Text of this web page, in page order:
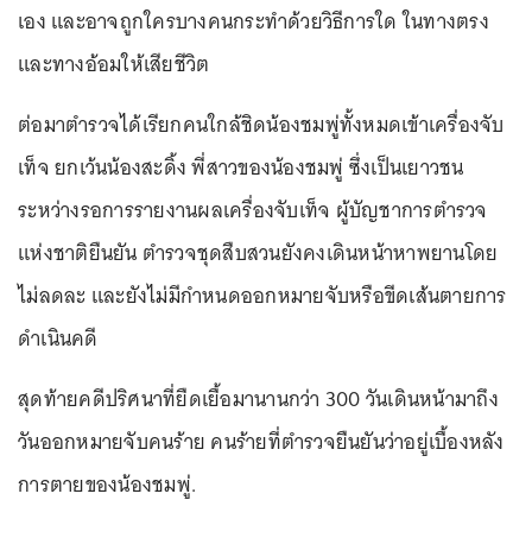
เอง และอาจถูกใครบางคนกระทำด้วยวิธีการใด ในทางตรง
และทางอ้อมให้เสียชีวิต
ต่อมาตำรวจได้เรียกคนใกล้ชิดน้องชมพู่ทั้งหมดเข้าเครื่องจับ
เท็จ ยกเว้นน้องสะดิ้ง พี่สาวของน้องชมพู่ ซึ่งเป็นเยาวชน
ระหว่างรอการรายงานผลเครื่องจับเท็จ ผู้บัญชาการตำรวจ
แห่งชาติยืนยัน ตำรวจชุดสืบสวนยังคงเดินหน้าหาพยานโดย
ไม่ลดละ และยังไม่มีกำหนดออกหมายจับหรือขีดเส้นตายการ
ดำเนินคดี
สุดท้ายคดีปริศนาที่ยืดเยื้อมานานกว่า 300 วันเดินหน้ามาถึง
วันออกหมายจับคนร้าย คนร้ายที่ตำรวจยืนยันว่าอยู่เบื้องหลัง
การตายของน้องชมพู่.